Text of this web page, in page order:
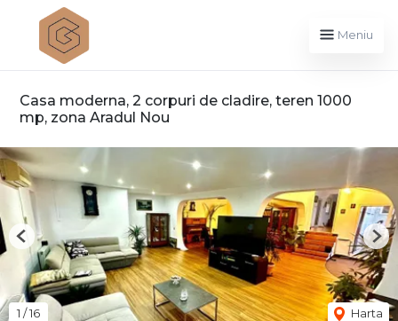
Meniu
Casa moderna, 2 corpuri de cladire, teren 1000
mp, zona Aradul Nou
1 /16 Harta
Previous